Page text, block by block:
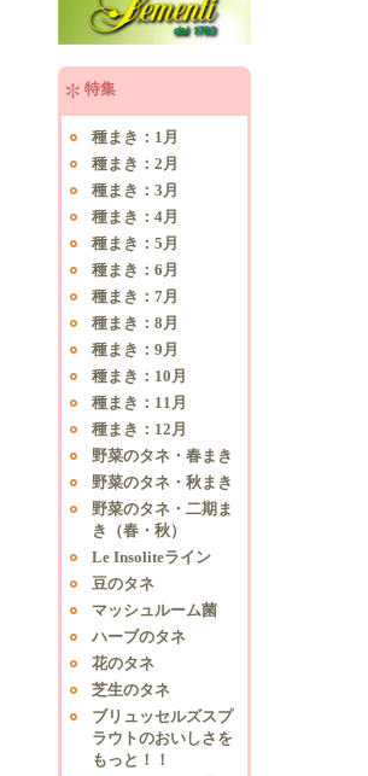
特集
種まき：1月
種まき：2月
種まき：3月
種まき：4月
種まき：5月
種まき：6月
種まき：7月
種まき：8月
種まき：9月
種まき：10月
種まき：11月
種まき：12月
野菜のタネ・春まき
野菜のタネ・秋まき
野菜のタネ・二期ま
き（春・秋）
Le Insoliteライン
豆のタネ
マッシュルーム菌
ハーブのタネ
花のタネ
芝生のタネ
ブリュッセルズスプ
ラウトのおいしさを
もっと！！